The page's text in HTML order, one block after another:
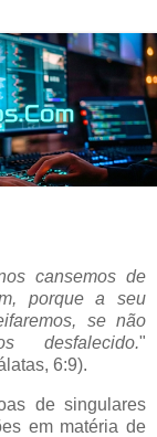
cansemos de
porque a seu
se não
desfalecido."
6:9).
de singulares
em matéria de